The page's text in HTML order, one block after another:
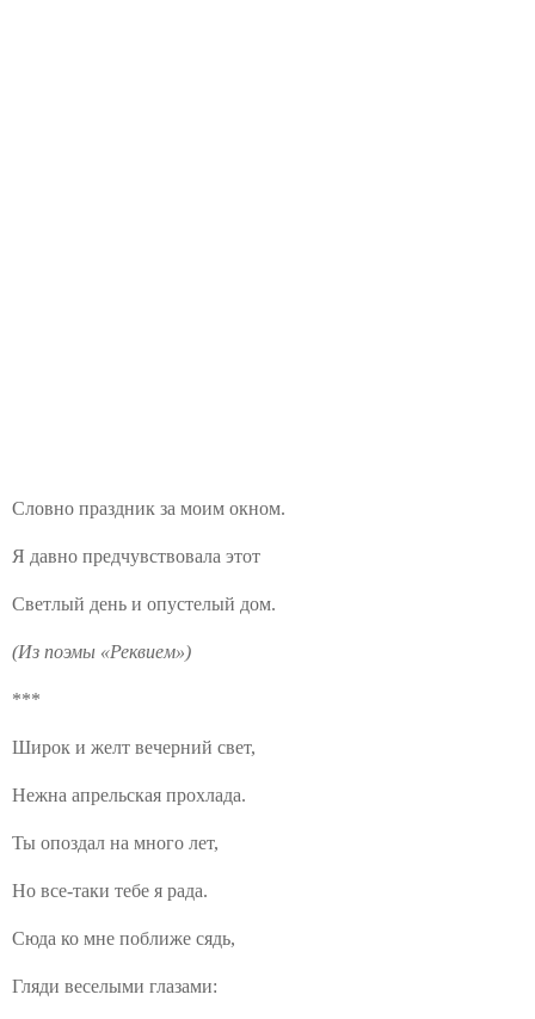
Словно праздник за моим окном.
Я давно предчувствовала этот
Светлый день и опустелый дом.
(Из поэмы «Реквием»)
***
Широк и желт вечерний свет,
Нежна апрельская прохлада.
Ты опоздал на много лет,
Но все-таки тебе я рада.
Сюда ко мне поближе сядь,
Гляди веселыми глазами: